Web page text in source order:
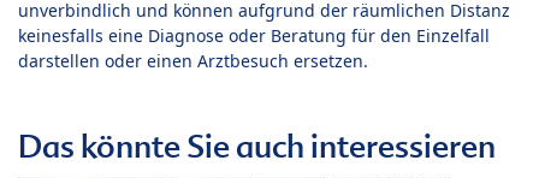
unverbindlich und können aufgrund der räumlichen Distanz
keinesfalls eine Diagnose oder Beratung für den Einzelfall
darstellen oder einen Arztbesuch ersetzen.
Das könnte Sie auch interessieren